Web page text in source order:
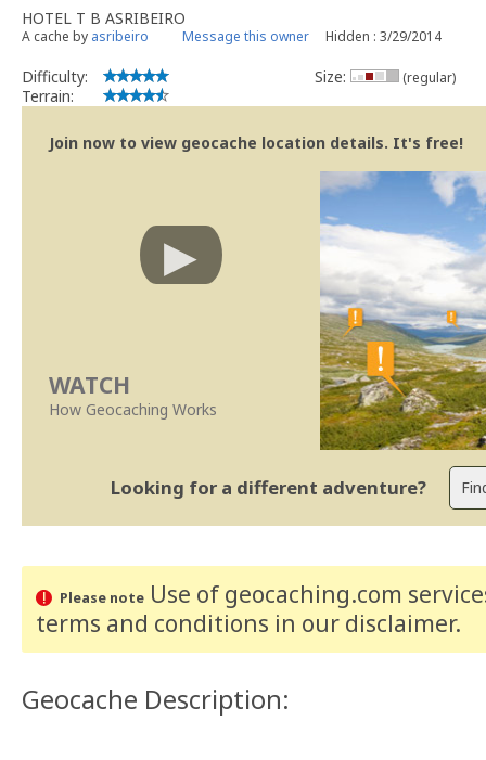
HOTEL T B ASRIBEIRO
A cache by asribeiro Message this owner Hidden : 3/29/2014
Difficulty:
Terrain:
Size: (regular)
Join now to view geocache location details. It's free!
WATCH
How Geocaching Works
Looking for a different adventure?
Please noteUse of geocaching.com
terms and conditions in our disclaimer.
Geocache Description: